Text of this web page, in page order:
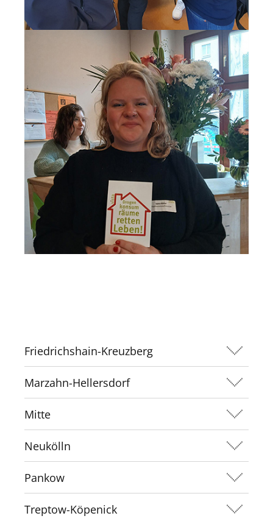
Friedrichshain-Kreuzberg
Marzahn-Hellersdorf
Mitte
Neukölln
Pankow
Treptow-Köpenick